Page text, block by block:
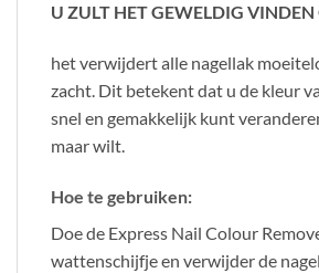
U ZULT HET GEWELDIG
het verwijdert alle nagellak
zacht. Dit betekent dat u de kleur
snel en gemakkelijk kunt
maar wilt.
Hoe te gebruiken:
Doe de Express Nail Colour
wattenschijfje en verwijder de